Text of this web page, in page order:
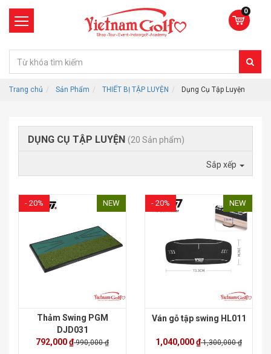
0
Trang chủ Sản Phẩm THIẾT BỊ TẬP LUYỆN Dụng Cụ Tập Luyện
DỤNG CỤ TẬP LUYỆN (20 Sản phẩm)
Sắp xếp
- 20% NEW
Thảm Swing PGM
DJD031
792,000 ₫990,000 ₫
- 20% NEW
Ván gỗ tập swing HL011
1,040,000 ₫1,300,000 ₫